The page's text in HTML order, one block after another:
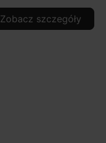
Zobacz szczegóły